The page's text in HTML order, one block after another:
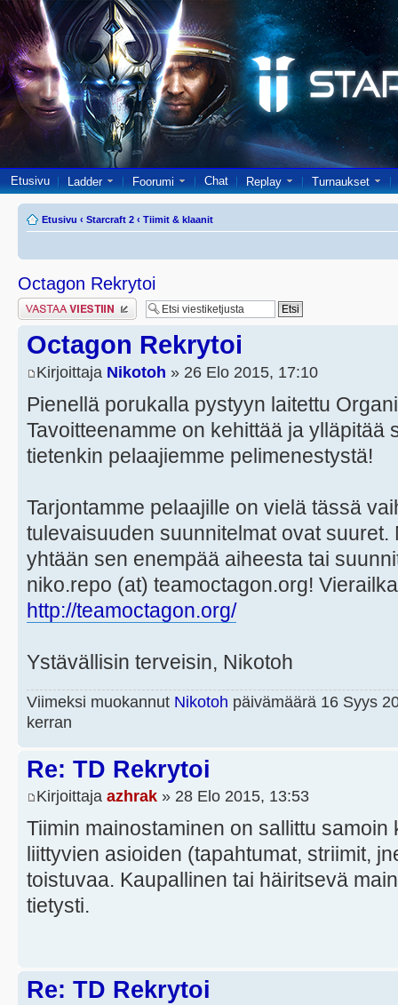
Etusivu Ladder Foorumi Chat Replay Turnaukset
Etusivu ‹ Starcraft 2 ‹ Tiimit & klaanit
Octagon Rekrytoi
Lähetä vastaus
Octagon Rekrytoi
Kirjoittaja Nikotoh » 26 Elo 2015, 17:10
Pienellä porukalla pystyyn laitettu
Tavoitteenamme on kehittää ja ylläpitää
tietenkin pelaajiemme pelimenestystä!
Tarjontamme pelaajille on vielä tässä
tulevaisuuden suunnitelmat ovat
yhtään sen enempää aiheesta tai
niko.repo (at) teamoctagon.org!
http://teamoctagon.org/
Ystävällisin terveisin, Nikotoh
Viimeksi muokannut Nikotoh päivämäärä 16 Syys
kerran
Re: TD Rekrytoi
Kirjoittaja azhrak » 28 Elo 2015, 13:53
Tiimin mainostaminen on sallittu
liittyvien asioiden (tapahtumat, striimit,
toistuvaa. Kaupallinen tai häiritsevä
tietysti.
Re: TD Rekrytoi